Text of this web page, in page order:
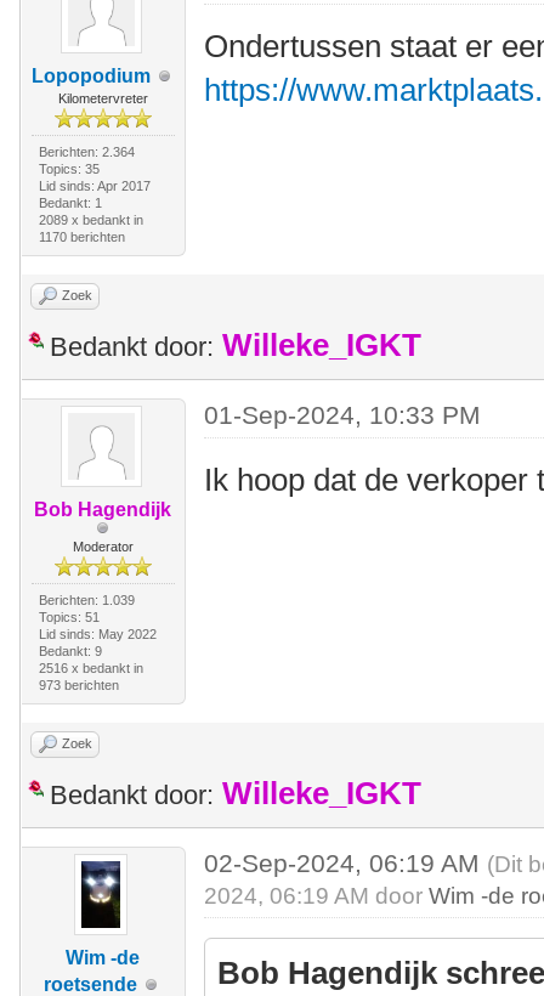
Lopopodium
Kilometervreter
Berichten: 2.364
Topics: 35
Lid sinds: Apr 2017
Bedankt: 1
2089 x bedankt in
1170 berichten
Ondertussen staat er
https://
Zoek
Bedankt door: Willeke_IGKT
Bob Hagendijk
Moderator
Berichten: 1.039
Topics: 51
Lid sinds: May 2022
Bedankt: 9
2516 x bedankt in
973 berichten
01-Sep-2024, 10:33 PM
Ik hoop dat de
Zoek
Bedankt door: Willeke_IGKT
Wim -de
roetsende
02-Sep-2024, 06:19 AM (Dit
2024, 06:19 AM doorWim -de
Bob Hagendijk